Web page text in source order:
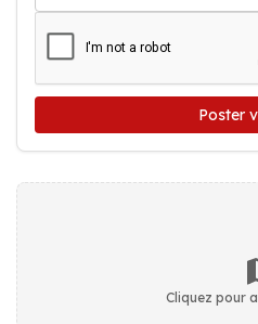
Poster
Cliquez pour